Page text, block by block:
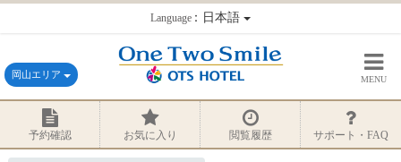
Language：日本語
岡山エリア MENU
予約確認 お気に入り 閲覧履歴 サポート・FAQ